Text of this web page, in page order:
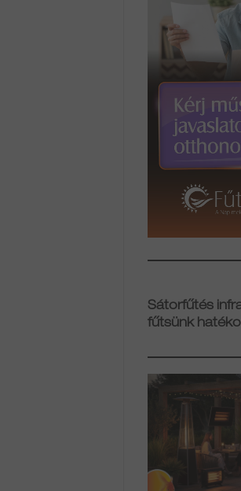
Sátorfűtés
fűtsünk